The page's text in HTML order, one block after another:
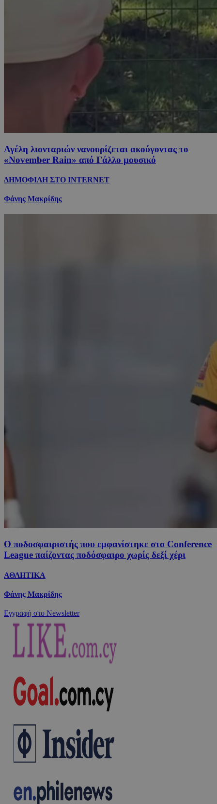
Αγέλη λιονταριών νανουρίζεται ακούγοντας το
«November Rain» από Γάλλο μουσικό
ΔΗΜΟΦΙΛΗ ΣΤΟ INTERNET
Φάνης Μακρίδης
Ο ποδοσφαιριστής που εμφανίστηκε στο Conference
League παίζοντας ποδόσφαιρο χωρίς δεξί χέρι
ΑΘΛΗΤΙΚΑ
Φάνης Μακρίδης
Εγγραφή στο Newsletter